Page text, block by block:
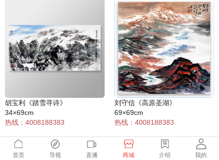
胡宝利《踏雪寻诗》
34×69cm
热线：4008188383
刘守信《高原圣湖》
69×69cm
热线：4008188383
首页 导视 直播 商城 介绍 我的